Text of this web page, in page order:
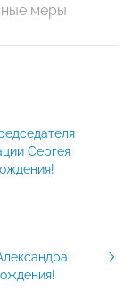
меры
Сергея